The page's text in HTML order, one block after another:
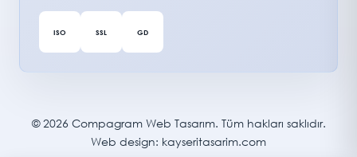
ISO SSL GD
© 2026 Compagram Web Tasarım. Tüm hakları saklıdır.
Web design: kayseritasarim.com